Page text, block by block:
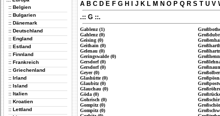
:: Belgien
:: Bulgarien
:: Dänemark
:: Deutschland
:: England
:: Estland
:: Finnland
:: Frankreich
:: Griechenland
:: Irland
:: Island
:: Italien
:: Kroatien
:: Lettland
A B C D E F G H J K L M N O P Q R S T U V
.:: G ::.
Gablenz (1)
Gahlenz (0)
Geising (0)
Geithain (0)
Gelenau (0)
Geringswalde (0)
Gersdorf (0)
Gersdorf (0)
Geyer (0)
Glashütte (0)
Glaubitz (0)
Glauchau (0)
Göda (0)
Gohrisch (0)
Gompitz (0)
Gompitz (0)